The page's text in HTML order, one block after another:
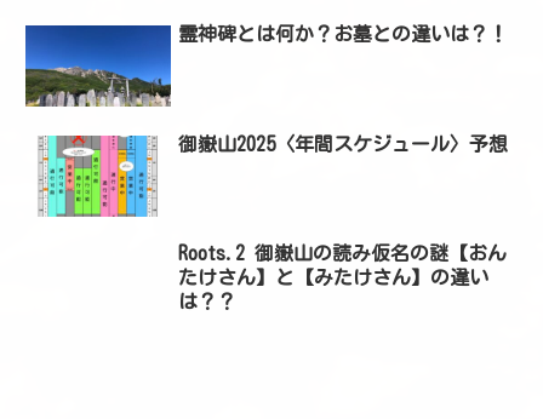
霊神碑とは何か？お墓との違いは？！
御嶽山2025〈年間スケジュール〉予想
Roots.2 御嶽山の読み仮名の謎【おん
たけさん】と【みたけさん】の違い
は？？